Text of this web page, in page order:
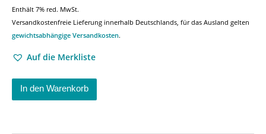
Enthält 7% red. MwSt.
Versandkostenfreie Lieferung innerhalb Deutschlands, für das Ausland gelten
gewichtsabhängige Versandkosten.
Auf die Merkliste
In den Warenkorb